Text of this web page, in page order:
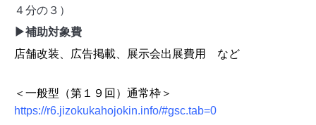
４分の３）
▶補助対象費
店舗改装、広告掲載、展示会出展費用 など
＜一般型（第１９回）通常枠＞
https://r6.jizokukahojokin.info/#gsc.tab=0